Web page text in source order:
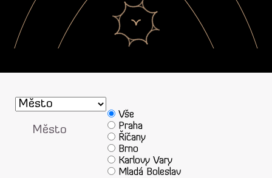
Město
Město
Vše
Praha
Říčany
Brno
Karlovy Vary
Mladá Boleslav